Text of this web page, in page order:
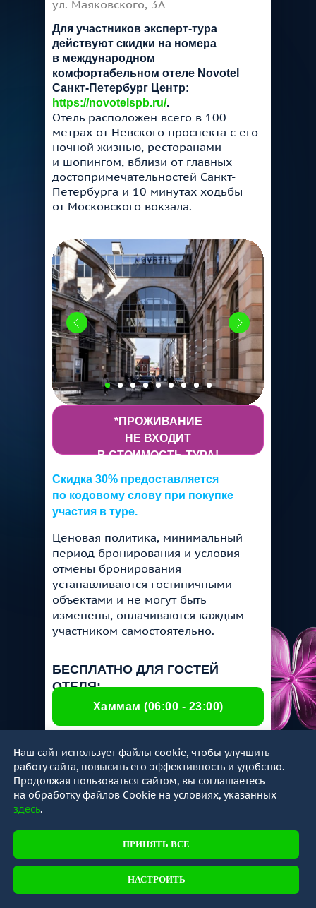
*ПРОЖИВАНИЕ
НЕ ВХОДИТ
В СТОИМОСТЬ ТУРА!
Скидка 30% предоставляется
по кодовому слову при покупке
участия в туре.
Ценовая политика, минимальный
период бронирования и условия
отмены бронирования
устанавливаются гостиничными
объектами и не могут быть
изменены, оплачиваются каждым
участником самостоятельно.
Для участников эксперт-тура
действуют скидки на номера
в международном
комфортабельном отеле Novotel
Санкт-Петербург Центр:
https://novotelspb.ru/.
Отель расположен всего в 100
метрах от Невского проспекта с его
ночной жизнью, ресторанами
и шопингом, вблизи от главных
достопримечательностей Санкт-
Петербурга и 10 минутах ходьбы
от Московского вокзала.
БЕСПЛАТНО ДЛЯ ГОСТЕЙ
ОТЕЛЯ:
Хаммам (06:00 - 23:00)
Охраняемый подземный паркинг
ул. Маяковского, 3А
Тренажерный зал (06:00 - 23:00)
Бизнес-уголок
Наш сайт использует файлы cookie, чтобы улучшить
работу сайта, повысить его эффективность и удобство.
Продолжая пользоваться сайтом, вы соглашаетесь
на обработку файлов Cookie на условиях, указанных
здесь.
ПРИНЯТЬ ВСЕ
НАСТРОИТЬ